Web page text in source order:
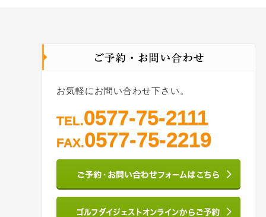
お気軽にお問い合わせ下さい。
TEL.0577-75-2111
FAX.0577-75-2219